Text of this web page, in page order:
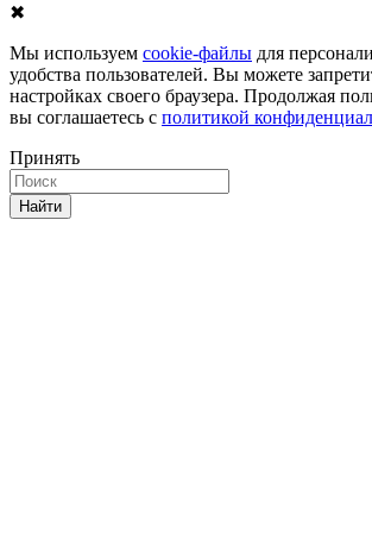
✖
Мы используем cookie-файлы для
удобства пользователей. Вы можете
настройках своего браузера. Продолжая
вы соглашаетесь с политикой
Принять
Найти